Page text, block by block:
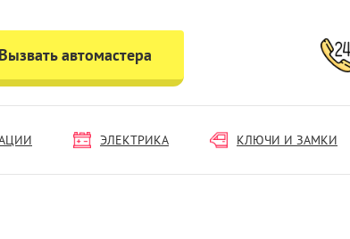
Вызвать автомастера
ЭЛЕКТРИКА КЛЮЧИ И ЗАМКИ